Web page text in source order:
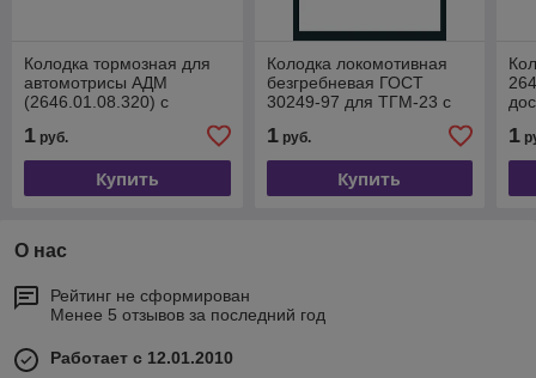
Колодка тормозная для
автомотрисы АДМ
(2646.01.08.320) с
1 руб.
Купить
Колодка локомотивная
безгребневая ГОСТ
30249-97 для ТГМ-23 с
1руб.
Купить
1
О нас
Рейтинг не сформирован
Менее 5 отзывов за последний год
Работает с 12.01.2010